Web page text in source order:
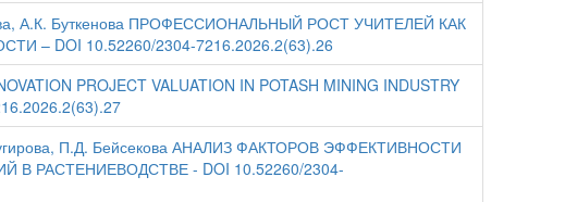
А.К. Буткенова ПРОФЕССИОНАЛЬНЫЙ РОСТ УЧИТЕЛЕЙ КАК
– DOI 10.52260/2304-7216.2026.2(63).26
PROJECT VALUATION IN POTASH MINING INDUSTRY
П.Д. Бейсекова АНАЛИЗ ФАКТОРОВ ЭФФЕКТИВНОСТИ
РАСТЕНИЕВОДСТВЕ - DOI 10.52260/2304-